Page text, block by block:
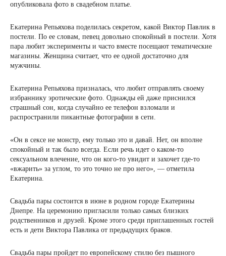
опубликовала фото в свадебном платье.
Екатерина Репьяхова поделилась секретом, какой Виктор Павлик в
постели. По ее словам, певец довольно спокойный в постели. Хотя
пара любит эксперименты и часто вместе посещают тематические
магазины. Женщина считает, что ее одной достаточно для
мужчины.
Екатерина Репьяхова призналась, что любит отправлять своему
избраннику эротические фото. Однажды ей даже приснился
страшный сон, когда случайно ее телефон взломали и
распространили пикантные фотографии в сети.
«Он в сексе не монстр, ему только это и давай. Нет, он вполне
спокойный и так было всегда. Если речь идет о каком-то
сексуальном влечение, что он кого-то увидит и захочет где-то
«вжарить» за углом, то это точно не про него», — отметила
Екатерина.
Свадьба пары состоится в июне в родном городе Екатерины
Днепре. На церемонию пригласили только самых близких
родственников и друзей. Кроме этого среди приглашенных гостей
есть и дети Виктора Павлика от предыдущих браков.
Свадьба пары пройдет по европейскому стилю без пышного